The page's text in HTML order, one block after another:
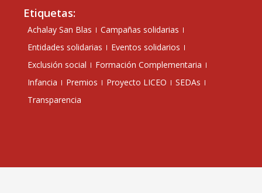
Etiquetas:
Achalay San Blas
Campañas solidarias
Entidades solidarias
Eventos solidarios
Exclusión social
Formación Complementaria
Infancia
Premios Proyecto LICEO
SEDAs
Transparencia